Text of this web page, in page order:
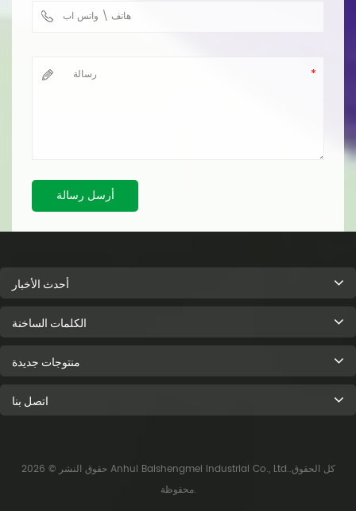
أرسل رسالة
أحدث الأخبار
الكلمات الساخنة
منتوجات جديدة
اتصل بنا
حقوق النشر © 2026 Anhui Baishengmei Industrial Co., Ltd..كل الحقوق
محفوظة.